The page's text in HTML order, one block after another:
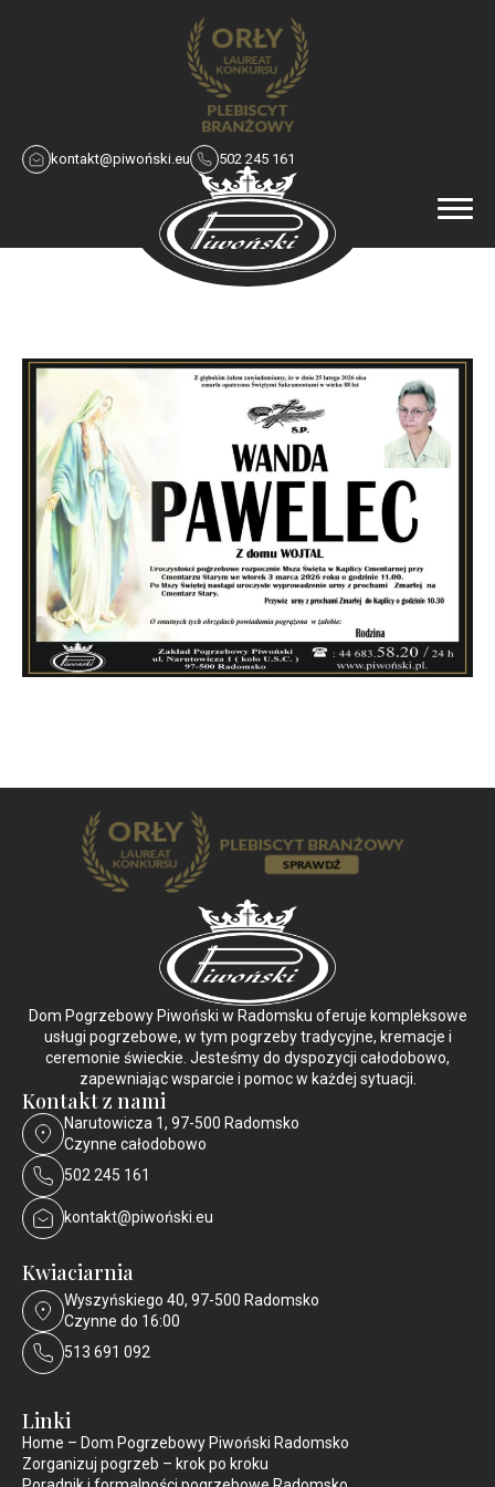
kontakt@piwoński.eu 502 245 161
Dom Pogrzebowy Piwoński w Radomsku oferuje kompleksowe
usługi pogrzebowe, w tym pogrzeby tradycyjne, kremacje i
ceremonie świeckie. Jesteśmy do dyspozycji całodobowo,
zapewniając wsparcie i pomoc w każdej sytuacji.
Kontakt z nami
Narutowicza 1, 97-500 Radomsko
Czynne całodobowo
502 245 161
kontakt@piwoński.eu
Kwiaciarnia
Wyszyńskiego 40, 97-500 Radomsko
Czynne do 16:00
513 691 092
Linki
Home – Dom Pogrzebowy Piwoński Radomsko
Zorganizuj pogrzeb – krok po kroku